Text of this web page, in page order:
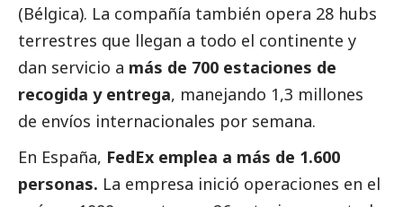
(Bélgica). La compañía también opera 28 hubs
terrestres que llegan a todo el continente y
dan servicio a más de 700 estaciones de
recogida y entrega, manejando 1,3 millones
de envíos internacionales por semana.
En España, FedEx emplea a más de 1.600
personas. La empresa inició operaciones en el